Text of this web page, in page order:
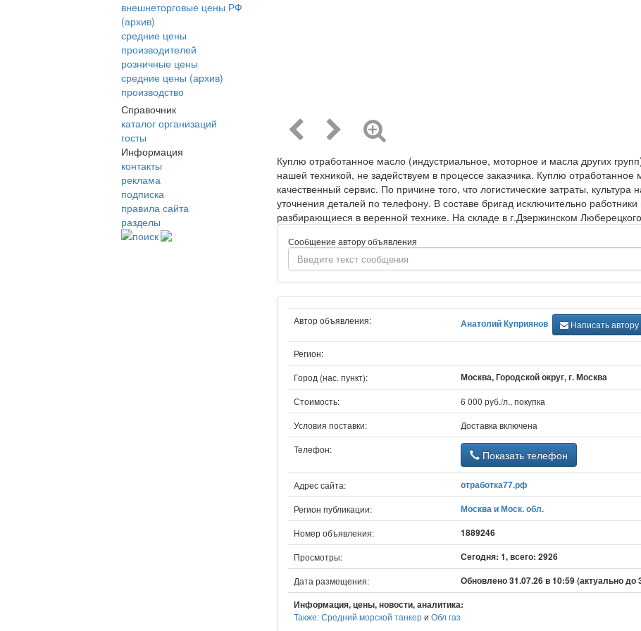
внешнеторговые цены РФ
(архив)
средние цены
производителей
розничные цены
средние цены (архив)
производство
Справочник
каталог организаций
госты
Информация
контакты
реклама
подписка
правила сайта
разделы
поиск
Куплю отработанное масло (индустриальное, моторное и масла других
нашей техникой, не задействуем в процессе заказчика. Куплю
качественный сервис. По причине того, что логистические затраты,
уточнения деталей по телефону. В составе бригад исключительно
разбирающиеся в веренной технике. На складе в г.Дзержинском
Сообщение автору объявления
Автор объявления: Анатолий Куприянов Написать автору
Регион:
Город (нас. пункт):
Москва, Городской округ, г. Москва
Стоимость:
6 000 руб./л., покупка
Условия поставки:
Доставка включена
Телефон:
Показать телефон
Адрес сайта: отработка77.рф
Регион публикации: Москва и Моск. обл.
Номер объявления: 1889246
Просмотры: Сегодня: 1, всего: 2926
Дата размещения:
Обновлено 31.07.26 в 10:59 (актуально до
Информация, цены, новости, аналитика:
Также: Средний морской танкери Обл газ